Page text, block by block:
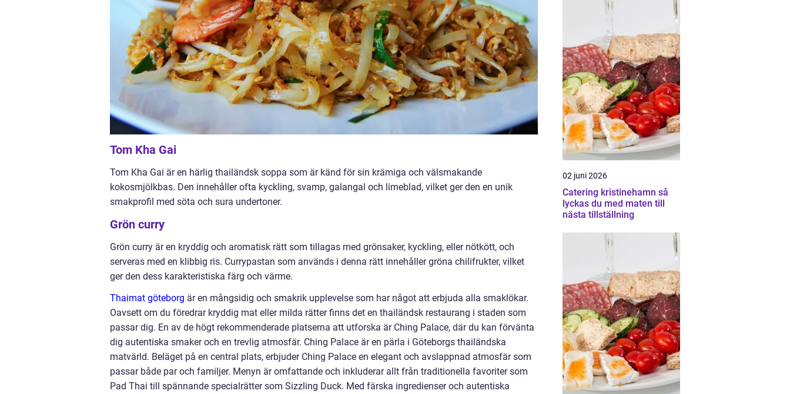
Tom Kha Gai
Tom Kha Gai är en härlig thailändsk soppa som är känd för sin krämiga och välsmakande
kokosmjölkbas. Den innehåller ofta kyckling, svamp, galangal och limeblad, vilket ger den en unik
smakprofil med söta och sura undertoner.
Grön curry
Grön curry är en kryddig och aromatisk rätt som tillagas med grönsaker, kyckling, eller nötkött, och
serveras med en klibbig ris. Currypastan som används i denna rätt innehåller gröna chilifrukter, vilket
ger den dess karakteristiska färg och värme.
Thaimat göteborg är en mångsidig och smakrik upplevelse som har något att erbjuda alla smaklökar.
Oavsett om du föredrar kryddig mat eller milda rätter finns det en thailändsk restaurang i staden som
passar dig. En av de högt rekommenderade platserna att utforska är Ching Palace, där du kan förvänta
dig autentiska smaker och en trevlig atmosfär. Ching Palace är en pärla i Göteborgs thailändska
matvärld. Beläget på en central plats, erbjuder Ching Palace en elegant och avslappnad atmosfär som
passar både par och familjer. Menyn är omfattande och inkluderar allt från traditionella favoriter som
Pad Thai till spännande specialrätter som Sizzling Duck. Med färska ingredienser och autentiska
02 juni 2026
Catering kristinehamn så
lyckas du med maten till
nästa tillställning